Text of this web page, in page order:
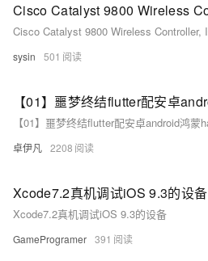
sysin 501
卓伊凡 2208
Xcode7.2真机调试iOS 9.3的设备
Xcode7.2真机调试iOS 9.3的设备
GameProgramer 391